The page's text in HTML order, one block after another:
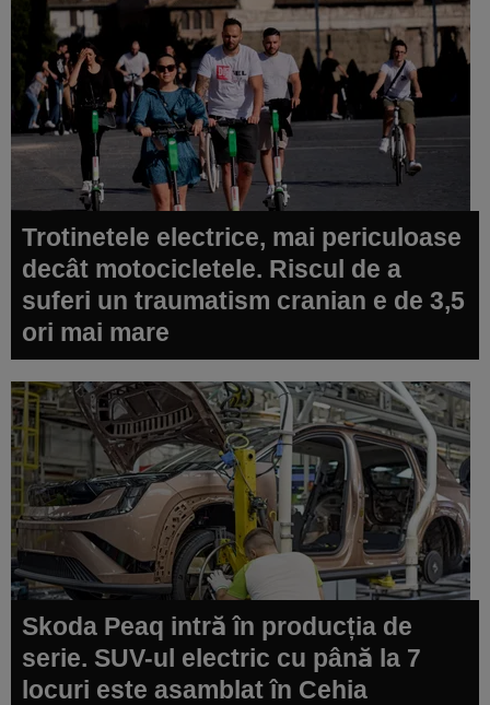
Trotinetele electrice, mai periculoase
decât motocicletele. Riscul de a
suferi un traumatism cranian e de 3,5
ori mai mare
Skoda Peaq intră în producția de
serie. SUV-ul electric cu până la 7
locuri este asamblat în Cehia